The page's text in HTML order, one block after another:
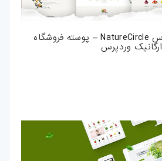
دانلود قالب وردپرس NatureCircle – پوسته فروشگاه
ارگانیک وردپرس